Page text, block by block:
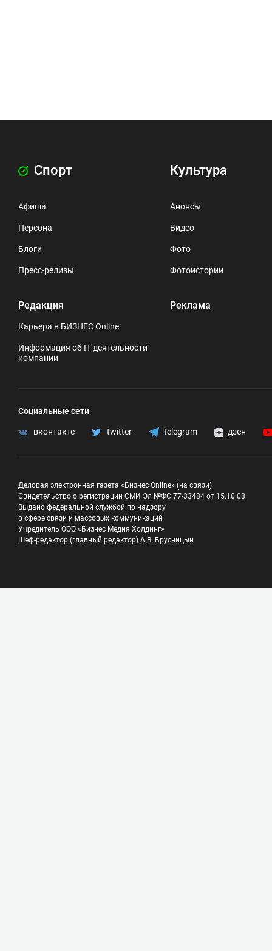
Спорт
Афиша
Персона
Блоги
Пресс-релизы
Редакция
Карьера в БИЗНЕС Online
Информация об IT деятельности
компании
Культура
Анонсы
Видео
Фото
Фотоистории
Реклама
Социальные сети
вконтакте twitter telegram дзен
Деловая электронная газета «Бизнес Online» (на связи)
Свидетельство о регистрации СМИ Эл №ФС 77-33484 от 15.10.08
Выдано федеральной службой по надзору
в сфере связи и массовых коммуникаций
Учредитель ООО «Бизнес Медия Холдинг»
Шеф-редактор (главный редактор) А.В. Брусницын